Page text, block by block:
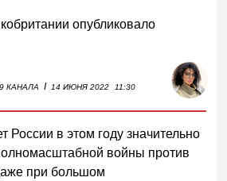
опубликовало
КАНАЛА
I 14 ИЮНЯ 2022 11:30
в этом году значительно
войны против
при большом